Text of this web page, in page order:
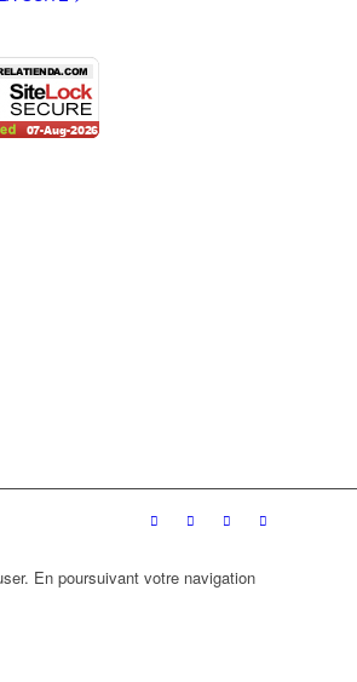
En poursuivant votre navigation